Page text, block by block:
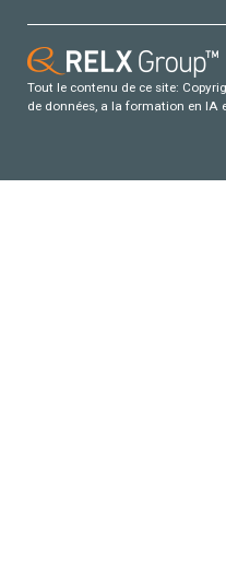
Tout le contenu de ce site:
de données, a la formation en IA